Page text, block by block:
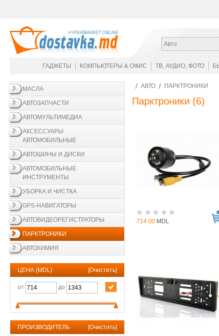
Авто
ГАДЖЕТЫ КОМПЬЮТЕРЫ & ОФИС ТВ, АУДИО, ФОТО
МАСЛА
АВТОЗАПЧАСТИ
АВТОМУЛЬТИМЕДИА
АКСЕССУАРЫ
АВТОМОБИЛЬНЫЕ
АВТОШИНЫ И ДИСКИ
АВТОМОБИЛЬНЫЕ
ИНСТРУМЕНТЫ
УБОРКА И ЧИСТКА
GPS-НАВИГАТОРЫ
АВТОВИДЕОРЕГИСТРАТОРЫ
ПАРКТРОНИКИ
АВТОХИМИЯ
ЦЕНА (MDL) [Очистить]
от до
ПРОИЗВОДИТЕЛЬ [Очистить]
АВТО ПАРКТРОНИКИ
Парктроники (6)
714.00 MDL